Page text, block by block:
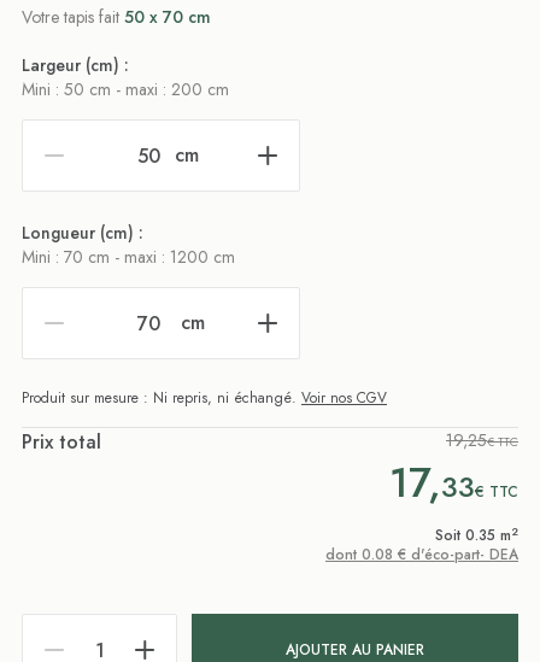
Votre tapis fait 50 x 70 cm
Largeur (cm) :
Mini : 50 cm - maxi : 200 cm
cm
Longueur (cm) :
Mini : 70 cm - maxi : 1200 cm
cm
Produit sur mesure : Ni repris, ni échangé. Voir nos CGV
Prix total 19,25€ TTC
17,33€ TTC
Soit 0.35 m2
dont 0.08 € d'éco-part- DEA
AJOUTER AU PANIER